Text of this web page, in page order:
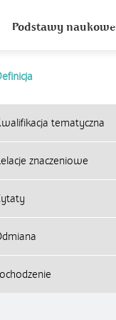
Podstawy naukowe
tematyczna
znaczeniowe